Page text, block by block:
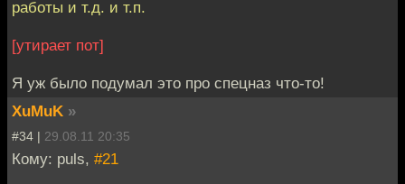
работы и т.д. и т.п.
[утирает пот]
Я уж было подумал это про спецназ что-то!
XuMuK »
#34 | 29.08.11 20:35
Кому: puls, #21